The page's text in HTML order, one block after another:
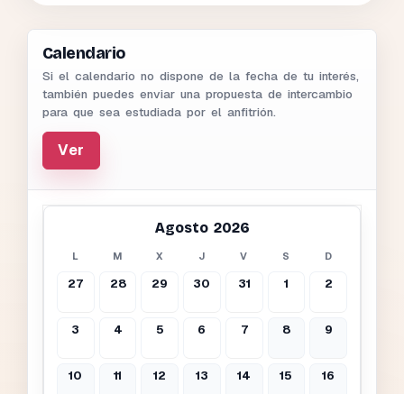
Calendario
Si el calendario no dispone de la fecha de tu interés,
también puedes enviar una propuesta de intercambio
para que sea estudiada por el anfitrión.
Ver
Agosto 2026
L M X J V S D
27 28 29 30 31 1 2
3 4 5 6 7 8 9
10 11 12 13 14 15 16